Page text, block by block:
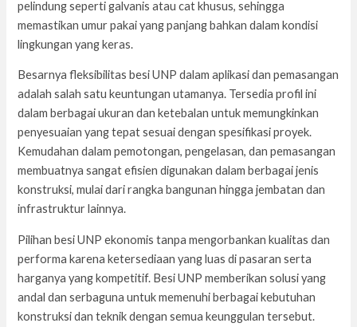
pelindung seperti galvanis atau cat khusus, sehingga
memastikan umur pakai yang panjang bahkan dalam kondisi
lingkungan yang keras.
Besarnya fleksibilitas besi UNP dalam aplikasi dan pemasangan
adalah salah satu keuntungan utamanya. Tersedia profil ini
dalam berbagai ukuran dan ketebalan untuk memungkinkan
penyesuaian yang tepat sesuai dengan spesifikasi proyek.
Kemudahan dalam pemotongan, pengelasan, dan pemasangan
membuatnya sangat efisien digunakan dalam berbagai jenis
konstruksi, mulai dari rangka bangunan hingga jembatan dan
infrastruktur lainnya.
Pilihan besi UNP ekonomis tanpa mengorbankan kualitas dan
performa karena ketersediaan yang luas di pasaran serta
harganya yang kompetitif. Besi UNP memberikan solusi yang
andal dan serbaguna untuk memenuhi berbagai kebutuhan
konstruksi dan teknik dengan semua keunggulan tersebut.